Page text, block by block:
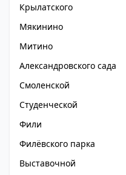
Крылатского
Мякинино
Митино
Александровского сада
Смоленской
Студенческой
Фили
Филёвского парка
Выставочной